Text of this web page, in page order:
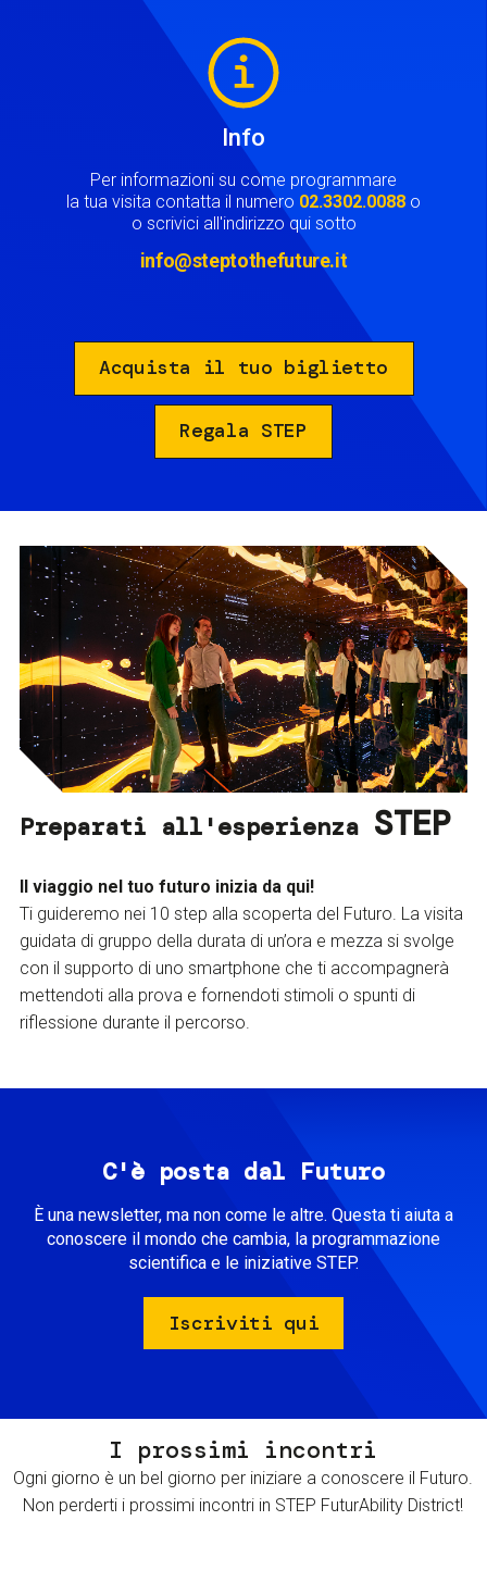
Info
Per informazioni su come programmare
la tua visita contatta il numero 02.3302.0088 o
o scrivici all'indirizzo qui sotto
info@steptothefuture.it
Acquista il tuo biglietto
Regala STEP
Preparati all'esperienza STEP
Il viaggio nel tuo futuro inizia da qui!
Ti guideremo nei 10 step alla scoperta del Futuro. La visita
guidata di gruppo della durata di un’ora e mezza si svolge
con il supporto di uno smartphone che ti accompagnerà
mettendoti alla prova e fornendoti stimoli o spunti di
riflessione durante il percorso.
C'è posta dal Futuro
È una newsletter, ma non come le altre. Questa ti aiuta a
conoscere il mondo che cambia, la programmazione
scientifica e le iniziative STEP.
Iscriviti qui
I prossimi incontri
Ogni giorno è un bel giorno per iniziare a conoscere il Futuro.
Non perderti i prossimi incontri in STEP FuturAbility District!